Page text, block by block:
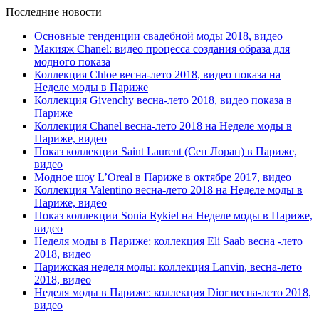
Последние новости
Основные тенденции свадебной моды 2018, видео
Макияж Chanel: видео процесса создания образа для
модного показа
Коллекция Chloe весна-лето 2018, видео показа на
Неделе моды в Париже
Коллекция Givenchy весна-лето 2018, видео показа в
Париже
Коллекция Chanel весна-лето 2018 на Неделе моды в
Париже, видео
Показ коллекции Saint Laurent (Сен Лоран) в Париже,
видео
Модное шоу L’Oreal в Париже в октябре 2017, видео
Коллекция Valentino весна-лето 2018 на Неделе моды в
Париже, видео
Показ коллекции Sonia Rykiel на Неделе моды в Париже,
видео
Неделя моды в Париже: коллекция Eli Saab весна -лето
2018, видео
Парижская неделя моды: коллекция Lanvin, весна-лето
2018, видео
Неделя моды в Париже: коллекция Dior весна-лето 2018,
видео